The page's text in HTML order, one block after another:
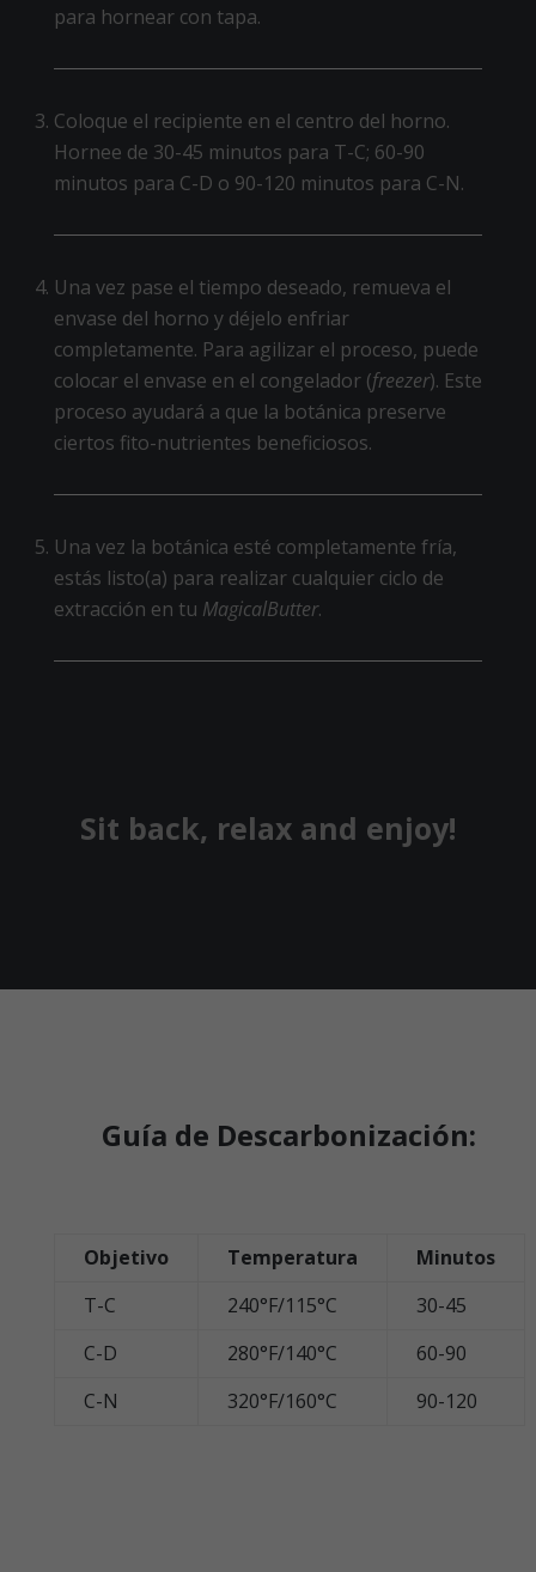
para hornear con tapa.
Coloque el recipiente en el centro del horno.
Hornee de 30-45 minutos para T-C; 60-90
minutos para C-D o 90-120 minutos para C-N.
Una vez pase el tiempo deseado, remueva el
envase del horno y déjelo enfriar
completamente. Para agilizar el proceso, puede
colocar el envase en el congelador (freezer). Este
proceso ayudará a que la botánica preserve
ciertos fito-nutrientes beneficiosos.
Una vez la botánica esté completamente fría,
estás listo(a) para realizar cualquier ciclo de
extracción en tu MagicalButter.
Sit back, relax and enjoy!
Guía de Descarbonización:
Objetivo Temperatura
Minutos
T-C
240°F/115°C
30-45
C-D
280°F/140°C
60-90
C-N
320°F/160°C 90-120